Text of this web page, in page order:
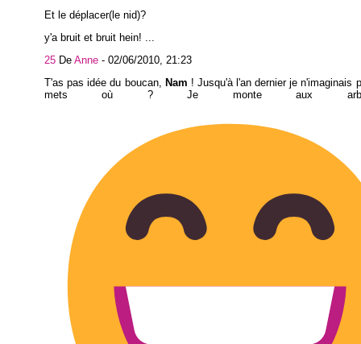
Et le déplacer(le nid)?
y'a bruit et bruit hein! ...
25 De Anne - 02/06/2010, 21:23
T'as pas idée du boucan, Nam ! Jusqu'à l'an dernier je n'imaginais
mets où ? Je monte aux